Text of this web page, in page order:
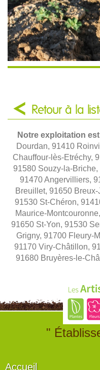
Retour à la
Notre exploitation
Dourdan, 91410
Chauffour-lès-Etréchy,
91580 Souzy-la-
91470 Angervilliers,
Breuillet, 91650
91530 St-Chéron,
Maurice-
91650 St-Yon, 91530
Grigny, 91700 Fleury-
91170 Viry-Châtillon,
91680 Bruyères-le-
"
Accueil